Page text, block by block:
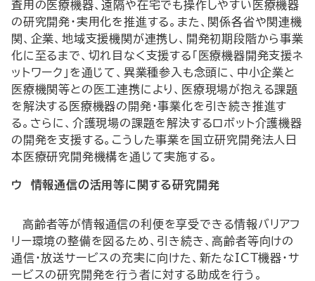
査用の医療機器、遠隔や在宅でも操作しやすい医療機器
の研究開発・実用化を推進する。また、関係各省や関連機
関、企業、地域支援機関が連携し、開発初期段階から事業
化に至るまで、切れ目なく支援する「医療機器開発支援ネ
ットワーク」を通じて、異業種参入も念頭に、中小企業と
医療機関等との医工連携により、医療現場が抱える課題
を解決する医療機器の開発・事業化を引き続き推進す
る。さらに、介護現場の課題を解決するロボット介護機器
の開発を支援する。こうした事業を国立研究開発法人日
本医療研究開発機構を通じて実施する。
ウ 情報通信の活用等に関する研究開発
高齢者等が情報通信の利便を享受できる情報バリアフ
リー環境の整備を図るため、引き続き、高齢者等向けの
通信・放送サービスの充実に向けた、新たなICT機器・サ
ービスの研究開発を行う者に対する助成を行う。